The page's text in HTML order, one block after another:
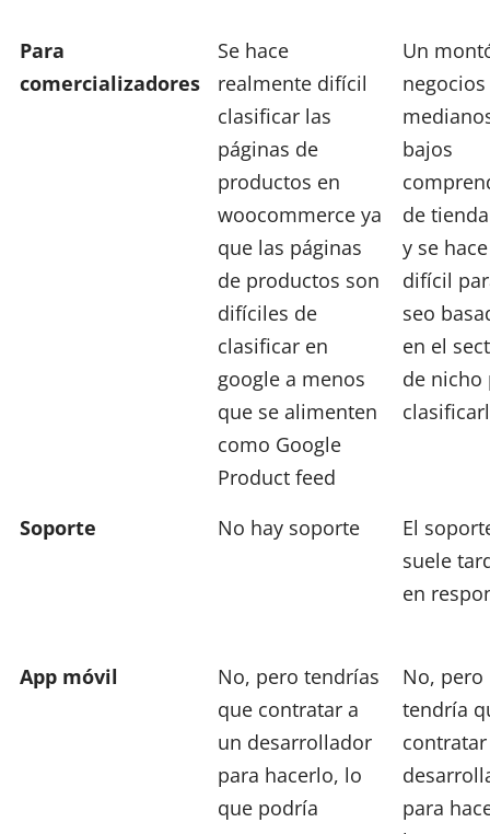
Para
comercializadores
Se hace
realmente difícil
clasificar las
páginas de
productos en
woocommerce ya
que las páginas
de productos son
difíciles de
clasificar en
google a menos
que se alimenten
como Google
Product feed
Un
negocios
bajos
de
y se hace
difícil
seo
en el
de nicho
Soporte No hay soporte
El
suele
en
App móvil
No, pero tendrías
que contratar a
un desarrollador
para hacerlo, lo
que podría
No, pero
tendría
para